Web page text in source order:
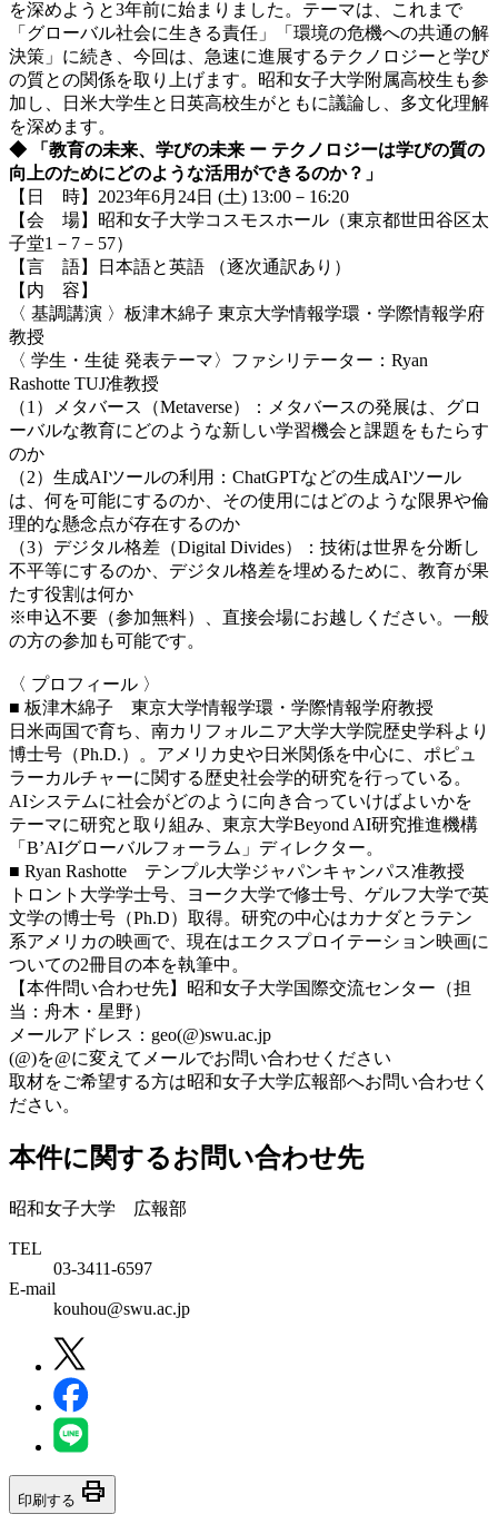
を深めようと3年前に始まりました。テーマは、これまで
「グローバル社会に生きる責任」「環境の危機への共通の解
決策」に続き、今回は、急速に進展するテクノロジーと学び
の質との関係を取り上げます。昭和女子大学附属高校生も参
加し、日米大学生と日英高校生がともに議論し、多文化理解
を深めます。
◆
「教育の未来、学びの未来 ー テクノロジーは学びの質の
向上のためにどのような活用ができるのか？」
【日 時】2023年6月24日 (土) 13:00－16:20
【会 場】昭和女子大学コスモスホール（東京都世田谷区太
子堂1 － 7 － 57）
【言 語】日本語と英語 （逐次通訳あり）
【内 容】
〈 基調講演 〉板津木綿子 東京大学情報学環・学際情報学府
教授
〈 学生・生徒 発表テーマ〉ファシリテーター：Ryan
Rashotte TUJ准教授
（1）メタバース（Metaverse）：メタバースの発展は、グロ
ーバルな教育にどのような新しい学習機会と課題をもたらす
のか
（2）生成AIツールの利用：ChatGPTなどの生成AIツール
は、何を可能にするのか、その使用にはどのような限界や倫
理的な懸念点が存在するのか
（3）デジタル格差（Digital Divides）：技術は世界を分断し
不平等にするのか、デジタル格差を埋めるために、教育が果
たす役割は何か
※申込不要（参加無料）、直接会場にお越しください。一般
の方の参加も可能です。
〈 プロフィール 〉
■ 板津木綿子 東京大学情報学環・学際情報学府教授
日米両国で育ち、南カリフォルニア大学大学院歴史学科より
博士号（Ph.D.）。アメリカ史や日米関係を中心に、ポピュ
ラーカルチャーに関する歴史社会学的研究を行っている。
AIシステムに社会がどのように向き合っていけばよいかを
テーマに研究と取り組み、東京大学Beyond AI研究推進機構
「B’AIグローバルフォーラム」ディレクター。
■ Ryan Rashotte テンプル大学ジャパンキャンパス准教授
トロント大学学士号、ヨーク大学で修士号、ゲルフ大学で英
文学の博士号（Ph.D）取得。研究の中心はカナダとラテン
系アメリカの映画で、現在はエクスプロイテーション映画に
ついての2冊目の本を執筆中。
【本件問い合わせ先】昭和女子大学国際交流センター（担
当：舟木・星野）
メールアドレス：geo(@)swu.ac.jp
(@)を@に変えてメールでお問い合わせください
取材をご希望する方は昭和女子大学広報部へお問い合わせく
ださい。
本件に関するお問い合わせ先
昭和女子大学 広報部
TEL
03-3411-6597
E-mail
kouhou@swu.ac.jp
印刷する print